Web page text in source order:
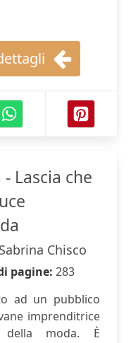
Lascia che
Sabrina Chisco
pagine: 283
ad un pubblico
imprenditrice
moda. È